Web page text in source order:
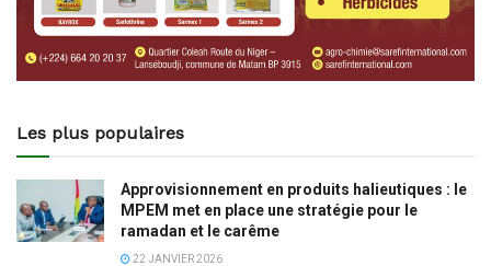
Les plus populaires
Approvisionnement en produits halieutiques : le
MPEM met en place une stratégie pour le
ramadan et le carême
22 JANVIER 2026